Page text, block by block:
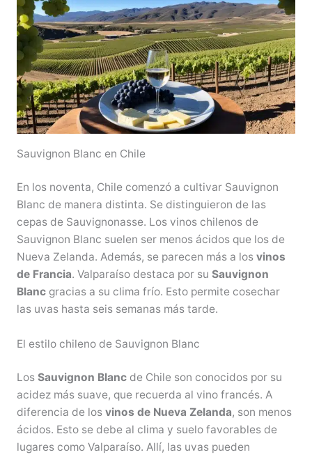
Sauvignon Blanc en Chile
En los noventa, Chile comenzó a cultivar Sauvignon
Blanc de manera distinta. Se distinguieron de las
cepas de Sauvignonasse. Los vinos chilenos de
Sauvignon Blanc suelen ser menos ácidos que los de
Nueva Zelanda. Además, se parecen más a los vinos
de Francia. Valparaíso destaca por su Sauvignon
Blancgracias a su clima frío. Esto permite cosechar
las uvas hasta seis semanas más tarde.
El estilo chileno de Sauvignon Blanc
Los Sauvignon Blancde Chile son conocidos por su
acidez más suave, que recuerda al vino francés. A
diferencia de los vinos de Nueva Zelanda, son menos
ácidos. Esto se debe al clima y suelo favorables de
lugares como Valparaíso. Allí, las uvas pueden